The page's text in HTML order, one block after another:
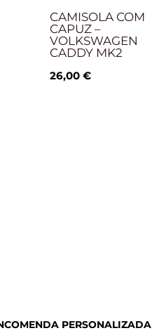
CAMISOLA COM
CAPUZ –
VOLKSWAGEN
CADDY MK2
26,00 €
PERSONALIZADA